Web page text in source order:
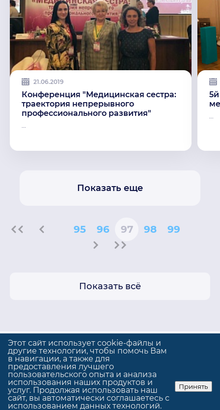
21.06.2019
Конференция "Медицинская сестра:
траектория непрерывного
профессионального развития"
...
...
Показать еще
95 96 97 98 99
Показать всё
Политика конфиденциальности
Использование cookie
© GrandUp | Сделано вGrandUp
Этот сайт использует cookie-файлы и
другие технологии, чтобы помочь Вам
в навигации, а также для
предоставления лучшего
пользовательского опыта и анализа
использования наших продуктов и
услуг. Продолжая использовать наш
сайт, вы автоматически соглашаетесь с
использованием данных технологий.
Принять